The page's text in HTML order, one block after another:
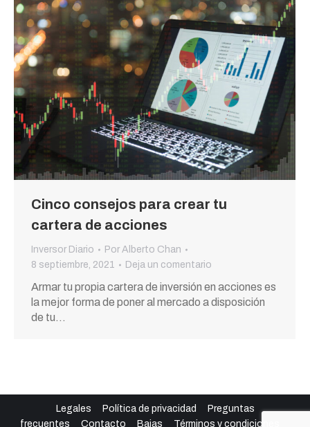
Cinco consejos para crear tu
cartera de acciones
Inversor Diario Por Alberto Chan
8 septiembre, 2021
Deja un comentario
Armar tu propia cartera de inversión en acciones es
la mejor forma de poner al mercado a disposición
de tu…
Legales Política de privacidad
Preguntas
frecuentes
Contacto Bajas Términos y condiciones